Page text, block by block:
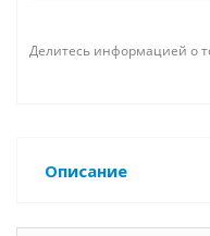
Делитесь информацией о
Описание